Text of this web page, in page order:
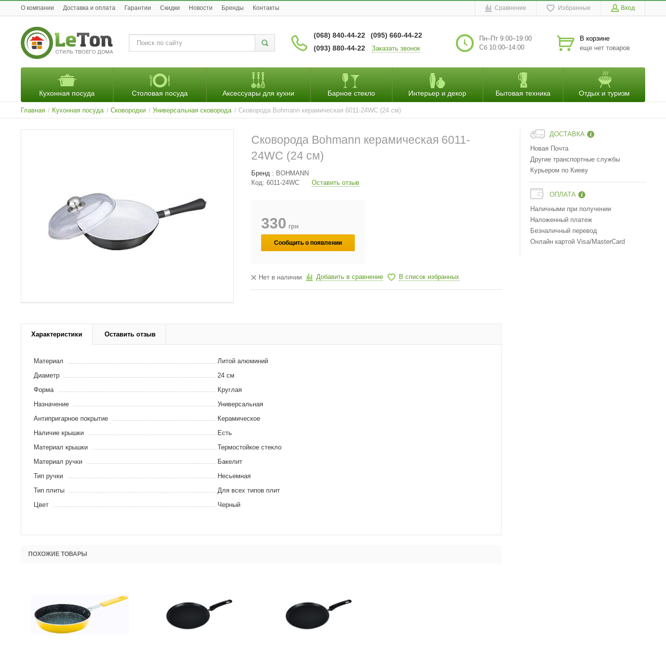
O компании Доставка и оплата Гарантии Скидки Новости Бренды Контакты Сравнение Избранные Вход
(068) 840-44-22
(095) 660-44-22
(093) 880-44-22
Заказать звонок
Пн–Пт 9:00–19:00
Сб 10:00–14:00
В корзине
еще нет товаров
Кухонная посуда Столовая посуда Аксессуары для кухни Барное стекло Интерьер и декор Бытовая техника Отдых и туризм
Главная / Кухонная посуда / Сковородки / Универсальная сковорода / Сковорода Bohmann керамическая 6011-24WC (24 см)
ДОСТАВКА
Новая Почта
Другие транспортные службы
Курьером по Киеву
ОПЛАТА
Наличными при получении
Наложенный платеж
Безналичный перевод
Онлайн картой Visa/MasterCard
Сковорода Bohmann керамическая 6011-
24WC (24 см)
Бренд : BOHMANN
Код: 6011-24WC Оставить отзыв
330 грн
Сообщить о появлении
Нет в наличии Добавить в сравнение В список избранных
Характеристики Оставить отзыв
Материал
Литой алюминий
Диаметр
24 см
Форма
Круглая
Назначение
Универсальная
Антипригарное покрытие
Керамическое
Наличие крышки
Есть
Материал крышки
Термостойкое стекло
Материал ручки
Бакелит
Тип ручки
Несьемная
Тип плиты
Для всех типов плит
Цвет
Черный
ПОХОЖИЕ ТОВАРЫ